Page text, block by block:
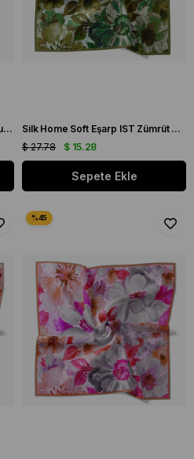
Silk Home Soft Eşarp IST Gül Kurusu Çiçek Desen
Silk Home Soft Eşarp IST Zümrüt Yeşili Çiçek Desen
$ 15.28
$ 27.78
Sepete Ekle